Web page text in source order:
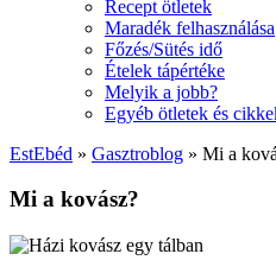
Recept ötletek
Maradék felhasználása
Főzés/Sütés idő
Ételek tápértéke
Melyik a jobb?
Egyéb ötletek és
EstEbéd » Gasztroblog » Mi a
Mi a kovász?